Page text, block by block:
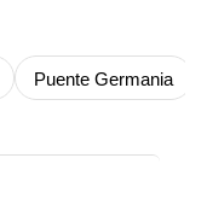
Puente Germania